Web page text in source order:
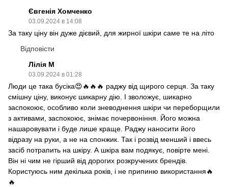
Євгенія Хомченко
03.09.2024 в 14:08
За таку ціну він дуже дієвий, для жирної шкіри саме те на літо
Відповісти
Лілія М
03.09.2024 в 01:28
Люди це така бусіка😍🔥🔥🔥 раджу від щирого серця. За таку
смішну ціну, виконує шикарну дію. І зволожує, шикарно
заспокоює, особливо коли зневоднення шкіри чи переборщили
з активами, заспокоює, знімає почервоніння. Його можна
нашаровувати і буде лише краще. Раджу наносити його
відразу на руки, а не на спонжик. Так і розвід менший і ввесь
засіб потрапить на шкіру. А шкіра вам подякує, повірте мені.
Він ні чим не гірший від дорогих розкручених брендів.
Користуюсь ним декілька років, і не припиню використання🔥
🔥